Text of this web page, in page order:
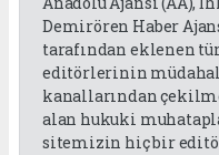
Demirören Haber
tarafından eklenen
editörlerinin
kanallarından
alan hukuki
sitemizin hiç bir